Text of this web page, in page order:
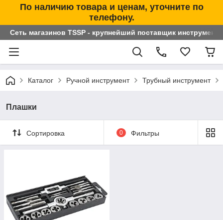
По наличию товара и ценам, уточните по
телефону.
Сеть магазинов TSSP - крупнейший поставщик
Каталог Ручной инструмент Трубный инструмент
Плашки
Сортировка 0 Фильтры